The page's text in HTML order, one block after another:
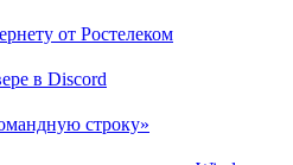
от Ростелеком
в Discord
строку»